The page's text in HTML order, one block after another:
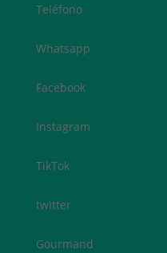
Teléfono
Whatsapp
Facebook
Instagram
TikTok
twitter
Gourmand